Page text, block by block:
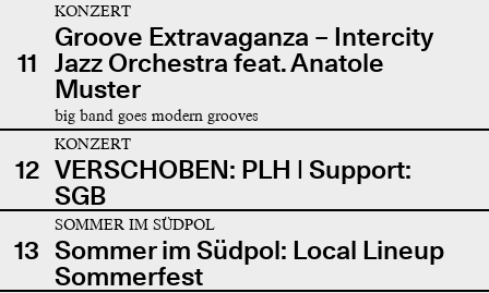
11
KONZERT
Groove Extravaganza – Intercity
Jazz Orchestra feat. Anatole
Muster
big band goes modern grooves
12
KONZERT
VERSCHOBEN: PLH | Support:
SGB
13
SOMMER IM SÜDPOL
Sommer im Südpol: Local Lineup
Sommerfest